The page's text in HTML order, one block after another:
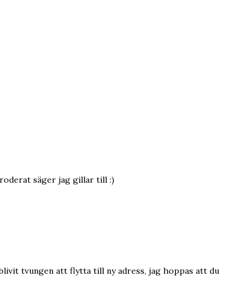
säger jag gillar till :)
tvungen att flytta till ny adress, jag hoppas att du